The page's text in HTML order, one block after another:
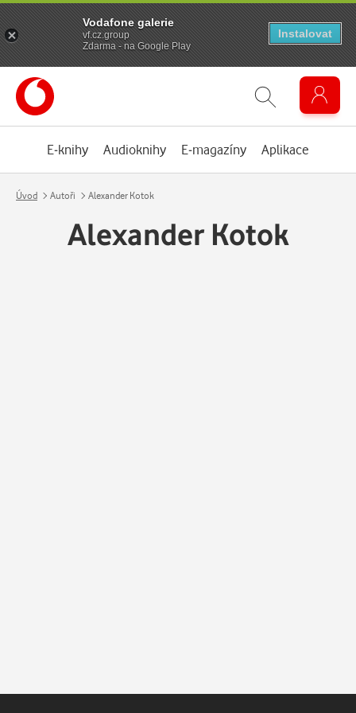
E-knihy Audioknihy E-magazíny Aplikace
Úvod Autoři Alexander Kotok
Alexander Kotok
Vodafone galerie
vf.cz.group
Zdarma - na Google Play
Instalovat